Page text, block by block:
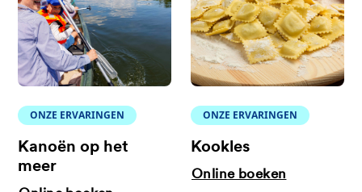
ONZE ERVARINGEN
Kanoën op het
meer
ONZE ERVARINGEN
Kookles
Online boeken